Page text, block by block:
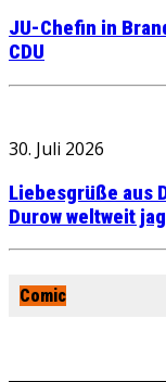
JU-Chefin in
CDU
30. Juli 2026
Liebesgrüße aus
Durow weltweit
Comic